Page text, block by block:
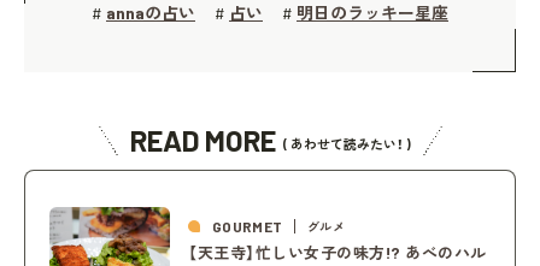
# annaの占い # 占い # 明日のラッキー星座
READ MORE ( あわせて読みたい！ )
GOURMET グルメ
【天王寺】忙しい女子の味方!? あべのハル